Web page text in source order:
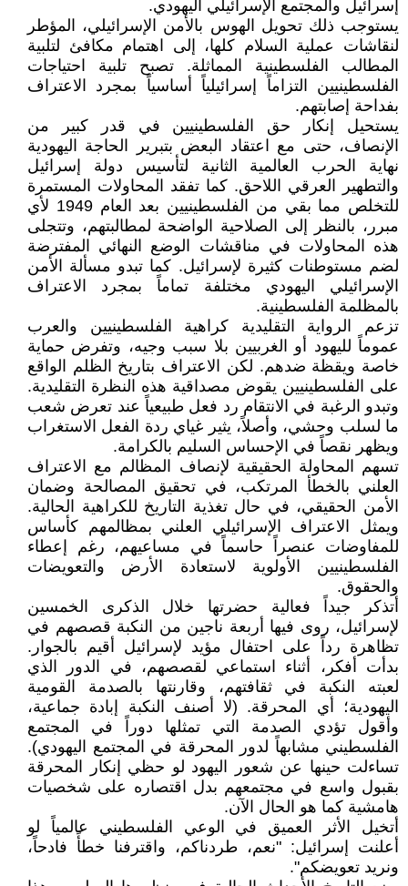
إسرائيل والمجتمع الإسرائيلي اليهودي.
يستوجب ذلك تحويل الهوس بالأمن الإسرائيلي، المؤطر
لنقاشات عملية السلام كلها، إلى اهتمام مكافئ لتلبية
المطالب الفلسطينية المماثلة. تصبح تلبية احتياجات
الفلسطينيين التزاماً إسرائيلياً أساسياً بمجرد الاعتراف
بفداحة إصابتهم.
يستحيل إنكار حق الفلسطينيين في قدر كبير من
الإنصاف، حتى مع اعتقاد البعض بتبرير الحاجة اليهودية
نهاية الحرب العالمية الثانية لتأسيس دولة إسرائيل
والتطهير العرقي اللاحق. كما تفقد المحاولات المستمرة
للتخلص مما بقي من الفلسطينيين بعد العام 1949 لأي
مبرر، بالنظر إلى الصلاحية الواضحة لمطالبتهم، وتتجلى
هذه المحاولات في مناقشات الوضع النهائي المفترضة
لضم مستوطنات كثيرة لإسرائيل. كما تبدو مسألة الأمن
الإسرائيلي اليهودي مختلفة تماماً بمجرد الاعتراف
بالمظلمة الفلسطينية.
تزعم الرواية التقليدية كراهية الفلسطينيين والعرب
عموماً لليهود أو الغربيين بلا سبب وجيه، وتفرض حماية
خاصة ويقظة ضدهم. لكن الاعتراف بتاريخ الظلم الواقع
على الفلسطينيين يقوض مصداقية هذه النظرة التقليدية.
وتبدو الرغبة في الانتقام رد فعل طبيعياً عند تعرض شعب
ما لسلب وحشي، وأصلاً، يثير غياي ردة الفعل الاستغراب
ويظهر نقصاً في الإحساس السليم بالكرامة.
تسهم المحاولة الحقيقية لإنصاف المظالم مع الاعتراف
العلني بالخطأ المرتكب، في تحقيق المصالحة وضمان
الأمن الحقيقي، في حال تغذية التاريخ للكراهية الحالية.
ويمثل الاعتراف الإسرائيلي العلني بمظالمهم كأساس
للمفاوضات عنصراً حاسماً في مساعيهم، رغم إعطاء
الفلسطينيين الأولوية لاستعادة الأرض والتعويضات
والحقوق.
أتذكر جيداً فعالية حضرتها خلال الذكرى الخمسين
لإسرائيل، روى فيها أربعة ناجين من النكبة قصصهم في
تظاهرة رداً على احتفال مؤيد لإسرائيل أقيم بالجوار.
بدأت أفكر، أثناء استماعي لقصصهم، في الدور الذي
لعبته النكبة في ثقافتهم، وقارنتها بالصدمة القومية
اليهودية؛ أي المحرقة. (لا أصنف النكبة إبادة جماعية،
وأقول تؤدي الصدمة التي تمثلها دوراً في المجتمع
الفلسطيني مشابهاً لدور المحرقة في المجتمع اليهودي).
تساءلت حينها عن شعور اليهود لو حظي إنكار المحرقة
بقبول واسع في مجتمعهم بدل اقتصاره على شخصيات
هامشية كما هو الحال الآن.
أتخيل الأثر العميق في الوعي الفلسطيني عالمياً لو
أعلنت إسرائيل: "نعم، طردناكم، واقترفنا خطأً فادحاً،
ونريد تعويضكم".